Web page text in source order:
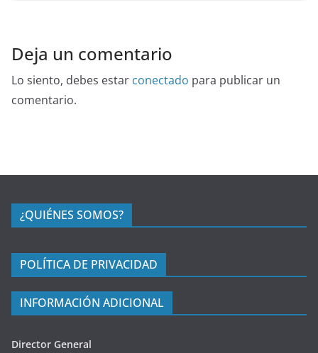
Deja un comentario
Lo siento, debes estar conectado para publicar un
comentario.
¿QUIÉNES SOMOS?
POLÍTICA DE PRIVACIDAD
INFORMACIÓN ADICIONAL
Director General